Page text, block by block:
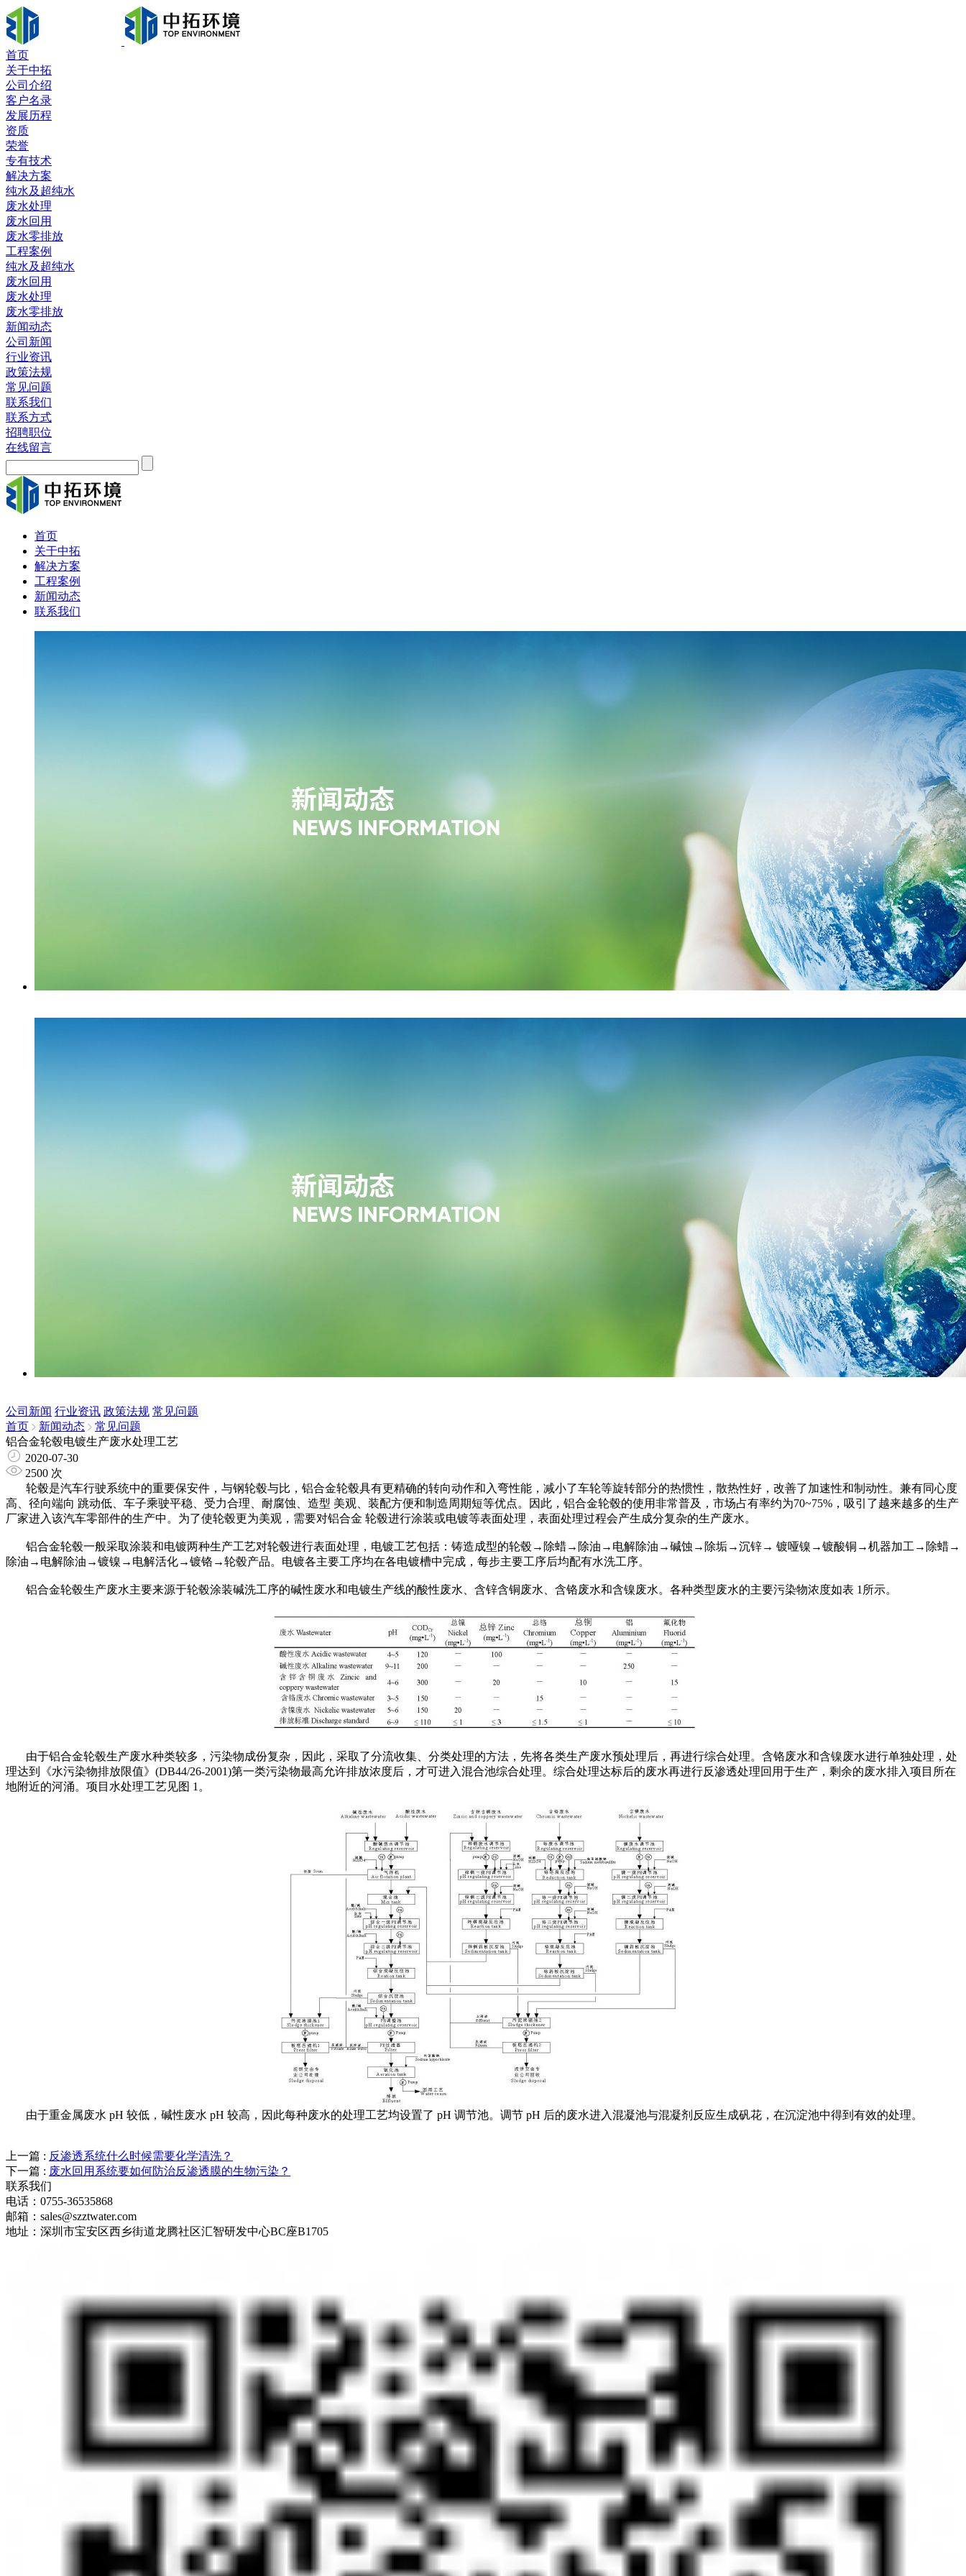
首页
关于中拓
公司介绍
客户名录
发展历程
资质
荣誉
专有技术
解决方案
纯水及超纯水
废水处理
废水回用
废水零排放
工程案例
纯水及超纯水
废水回用
废水处理
废水零排放
新闻动态
公司新闻
行业资讯
政策法规
常见问题
联系我们
联系方式
招聘职位
在线留言
首页
关于中拓
解决方案
工程案例
新闻动态
联系我们
公司新闻 行业资讯 政策法规 常见问题
首页
新闻动态
常见问题
铝合金轮毂电镀生产废水处理工艺
2020-07-30
2500 次
轮毂是汽车行驶系统中的重要保安件，与钢轮毂与比，铝合金轮毂具有更精确的转向动作和入弯性能，减小了车轮等旋转部分的热惯性，散热性好，改善了加速性和制动性。兼有同心度
高、径向端向 跳动低、车子乘驶平稳、受力合理、耐腐蚀、造型 美观、装配方便和制造周期短等优点。因此，铝合金轮毂的使用非常普及，市场占有率约为70~75%，吸引了越来越多的生产
厂家进入该汽车零部件的生产中。为了使轮毂更为美观，需要对铝合金 轮毂进行涂装或电镀等表面处理，表面处理过程会产生成分复杂的生产废水。
铝合金轮毂一般采取涂装和电镀两种生产工艺对轮毂进行表面处理，电镀工艺包括：铸造成型的轮毂→除蜡→除油→电解除油→碱蚀→除垢→沉锌→ 镀哑镍→镀酸铜→机器加工→除蜡→
除油→电解除油→镀镍→电解活化→镀铬→轮毂产品。电镀各主要工序均在各电镀槽中完成，每步主要工序后均配有水洗工序。
铝合金轮毂生产废水主要来源于轮毂涂装碱洗工序的碱性废水和电镀生产线的酸性废水、含锌含铜废水、含铬废水和含镍废水。各种类型废水的主要污染物浓度如表 1所示。
由于铝合金轮毂生产废水种类较多，污染物成份复杂，因此，采取了分流收集、分类处理的方法，先将各类生产废水预处理后，再进行综合处理。含铬废水和含镍废水进行单独处理，处
理达到《水污染物排放限值》(DB44/26-2001)第一类污染物最高允许排放浓度后，才可进入混合池综合处理。综合处理达标后的废水再进行反渗透处理回用于生产，剩余的废水排入项目所在
地附近的河涌。项目水处理工艺见图 1。
由于重金属废水 pH 较低，碱性废水 pH 较高，因此每种废水的处理工艺均设置了 pH 调节池。调节 pH 后的废水进入混凝池与混凝剂反应生成矾花，在沉淀池中得到有效的处理。
上一篇 : 反渗透系统什么时候需要化学清洗？
下一篇 : 废水回用系统要如何防治反渗透膜的生物污染？
联系我们
电话：0755-36535868
邮箱：sales@szztwater.com
地址：深圳市宝安区西乡街道龙腾社区汇智研发中心BC座B1705